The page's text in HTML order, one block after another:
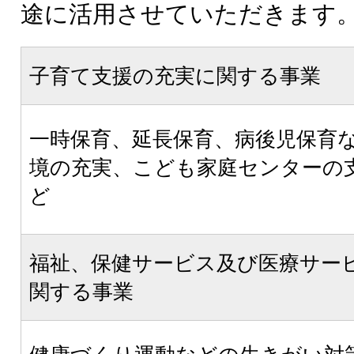
途に活用させていただきます
子育て支援の充実に関する事業
一時保育、延長保育、病後児保育
境の充実、こども家庭センターの
ど
福祉、保健サービス及び医療サー
関する事業